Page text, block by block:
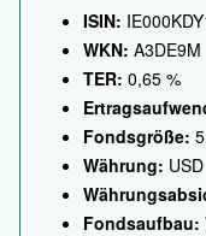
ISIN:
WKN: A3DE9M
TER: 0,65 %
Fondsgröße:
Währung: USD
Fondsaufbau: